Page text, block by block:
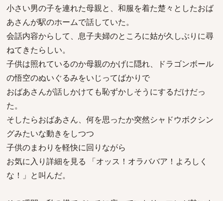
小さい男の子を連れた母親と、和服を着た楚々としたおば
あさんが駅のホームで話していた。
会話内容からして、息子夫婦のところに姑が久しぶりに尋
ねてきたらしい。
子供は照れているのか母親のかげに隠れ、ドラゴンボール
の悟空のぬいぐるみをいじってばかりで
おばあさんが話しかけても恥ずかしそうにするだけだっ
た。
そしたらおばあさん、何を思ったか突然シャドウボクシン
グみたいな動きをしつつ
子供のまわりを軽快に回りながら
お気に入り詳細を見る 「オッス！オラババア！よろしく
な！」と叫んだ。